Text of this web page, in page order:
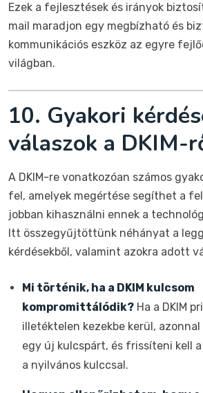
Ezek a fejlesztések és irányok
mail maradjon egy megbízható és
kommunikációs eszköz az egyre
világban.
10. Gyakori
válaszok a DKIM-
A DKIM-re vonatkozóan számos
fel, amelyek megértése segíthet a
jobban kihasználni ennek a
Itt összegyűjtöttünk néhányat a
kérdésekből, valamint azokra adott
Mi történik, ha a DKIM kulcsom
kompromittálódik? Ha a DKIM
illetéktelen kezekbe kerül,
egy új kulcspárt, és frissíteni kell a
a nyilvános kulccsal.